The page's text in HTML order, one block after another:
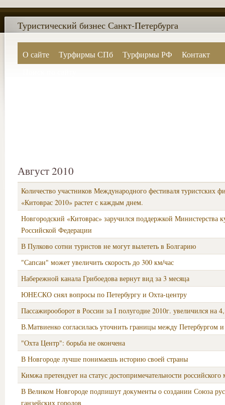
О сайте Турфирмы СПб Турфирмы РФ
Контакт
Туристический бизнес Санкт-Петербурга
Август 2010
Количество участников Международного фестиваля туристских
«Китоврас 2010» растет с каждым днем.
Новгородский «Китоврас» заручился поддержкой Министерства
Российской Федерации
В Пулково сотни туристов не могут вылететь в Болгарию
"Сапсан" может увеличить скорость до 300 км/час
Набережной канала Грибоедова вернут вид за 3 месяца
ЮНЕСКО снял вопросы по Петербургу и Охта-центру
Пассажирооборот в России за I полугодие 2010г. увеличился на
В.Матвиенко согласилась уточнить границы между Петербургом
"Охта Центр": борьба не окончена
В Новгороде лучше понимаешь историю своей страны
Кимжа претендует на статус достопримечательности российского
В Великом Новгороде подпишут документы о создании Союза
ганзейских городов